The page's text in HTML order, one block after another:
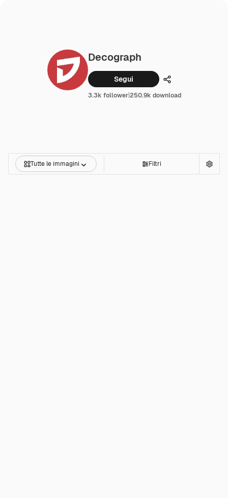
Decograph
Segui Condividi
3.3k follower|250.9k download
Tutte le immagini Filtri